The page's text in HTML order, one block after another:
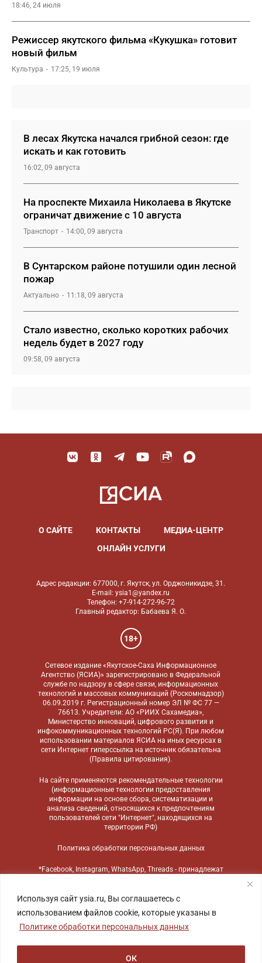
Используя сайт ysia.ru, Вы соглашаетесь с
использованием файлов cookie, которые указаны в
Политике обработки персональных данных
ОК
18:46, 24 июля
Режиссер якутского фильма «Кукушка» готовит
новый фильм
Культура 17:25, 19 июля
В лесах Якутска начался грибной сезон: где
искать и как готовить
16:02, 09 августа
На проспекте Михаила Николаева в Якутске
ограничат движение с 10 августа
Транспорт 14:00, 09 августа
В Сунтарском районе потушили один лесной
пожар
Актуально 11:18, 09 августа
Стало известно, сколько коротких рабочих
недель будет в 2027 году
09:58, 09 августа
О САЙТЕ КОНТАКТЫ
МЕДИА-ЦЕНТР
ОНЛАЙН УСЛУГИ
Адрес редакции: 677000, г. Якутск, ул. Орджоникидзе, 31.
E-mail: ysia1@yandex.ru
Телефон: +7-914-272-96-72
Главный редактор: Бабаева Я. О.
18+
Сетевое издание «Якутское-Саха Информационное
Агентство (ЯСИА)» зарегистрировано в Федеральной
службе по надзору в сфере связи, информационных
технологий и массовых коммуникаций (Роскомнадзор)
06.09.2019 г. Регистрационный номер ЭЛ № ФС 77 —
76613. Учредители: АО «РИИХ Сахамедиа»,
Министерство инноваций, цифрового развития и
инфокоммуникационных технологий РС(Я). При любом
использовании материалов ЯСИА на иных ресурсах в
сети Интернет гиперссылка на источник обязательна
(Правила цитирования).
На сайте применяются рекомендательные технологии
(информационные технологии предоставления
информации на основе сбора, систематизации и
анализа сведений, относящихся к предпочтениям
пользователей сети "Интернет", находящихся на
территории РФ)
Политика обработки персональных данных
*Facebook, Instagram, WhatsApp, Threads - принадлежат